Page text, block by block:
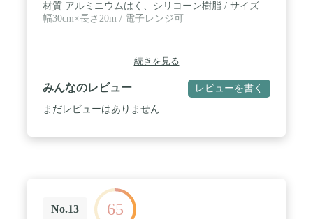
材質 アルミニウムはく、シリコーン樹脂 / サイズ
幅30cm×長さ20m / 電子レンジ可
続きを見る
みんなのレビュー レビューを書く
まだレビューはありません
No.13 65